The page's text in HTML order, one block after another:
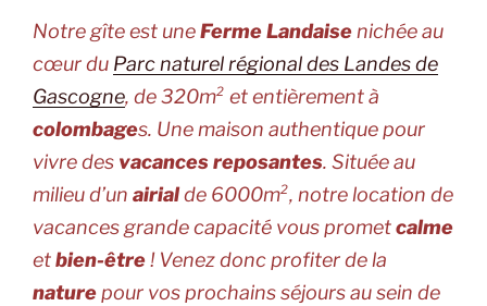
Notre gîte est uneFerme Landaisenichée au
cœur du Parc naturel régional des Landes de
Gascogne, de 320m² et entièrement à
colombages. Une maison authentique pour
vivre des vacances reposantes. Située au
milieu d’un airialde 6000m², notre location de
vacances grande capacité vous prometcalme
etbien-être! Venez donc profiter de la
naturepour vos prochains séjours au sein de